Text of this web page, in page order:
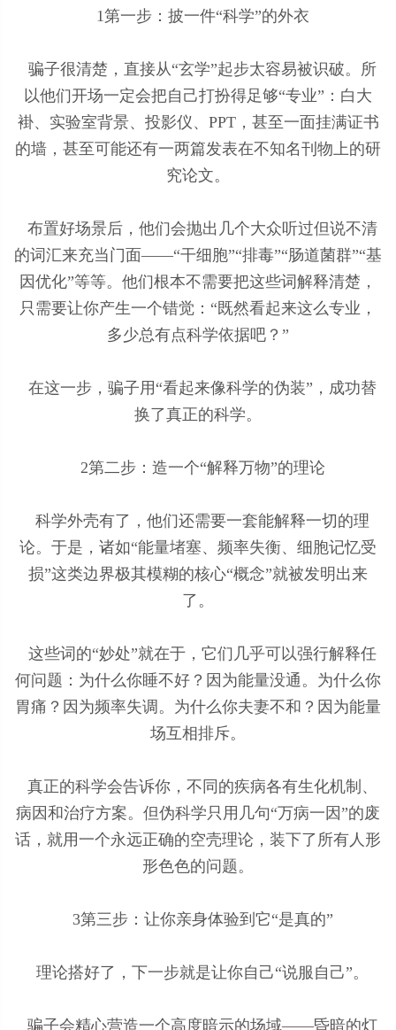
1第一步：披一件“科学”的外衣
骗子很清楚，直接从“玄学”起步太容易被识破。所
以他们开场一定会把自己打扮得足够“专业”：白大
褂、实验室背景、投影仪、PPT，甚至一面挂满证书
的墙，甚至可能还有一两篇发表在不知名刊物上的研
究论文。
布置好场景后，他们会抛出几个大众听过但说不清
的词汇来充当门面——“干细胞”“排毒”“肠道菌群”“基
因优化”等等。他们根本不需要把这些词解释清楚，
只需要让你产生一个错觉：“既然看起来这么专业，
多少总有点科学依据吧？”
在这一步，骗子用“看起来像科学的伪装”，成功替
换了真正的科学。
2第二步：造一个“解释万物”的理论
科学外壳有了，他们还需要一套能解释一切的理
论。于是，诸如“能量堵塞、频率失衡、细胞记忆受
损”这类边界极其模糊的核心“概念”就被发明出来
了。
这些词的“妙处”就在于，它们几乎可以强行解释任
何问题：为什么你睡不好？因为能量没通。为什么你
胃痛？因为频率失调。为什么你夫妻不和？因为能量
场互相排斥。
真正的科学会告诉你，不同的疾病各有生化机制、
病因和治疗方案。但伪科学只用几句“万病一因”的废
话，就用一个永远正确的空壳理论，装下了所有人形
形色色的问题。
3第三步：让你亲身体验到它“是真的”
理论搭好了，下一步就是让你自己“说服自己”。
骗子会精心营造一个高度暗示的场域——昏暗的灯